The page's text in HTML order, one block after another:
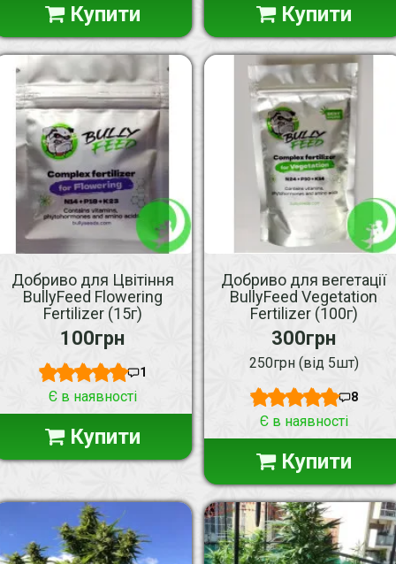
Купити Купити
Добриво для Цвітіння
BullyFeed Flowering
Fertilizer (15г)
100грн
1
Є в наявності
Купити
Добриво для вегетації
BullyFeed Vegetation
Fertilizer (100г)
300грн
250грн (від 5шт)
8
Є в наявності
Купити